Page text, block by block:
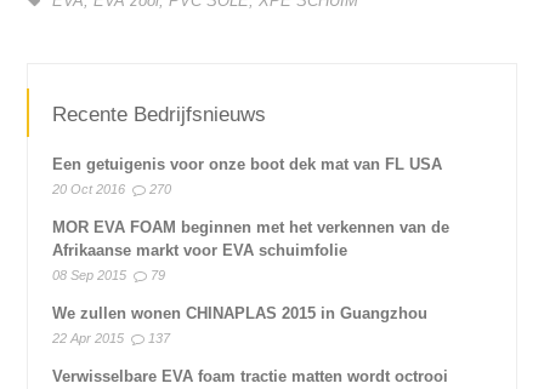
Recente Bedrijfsnieuws
Een getuigenis voor onze boot dek mat van FL USA
20 Oct 2016 270
MOR EVA FOAM beginnen met het verkennen van de
Afrikaanse markt voor EVA schuimfolie
08 Sep 2015 79
We zullen wonen CHINAPLAS 2015 in Guangzhou
22 Apr 2015 137
Verwisselbare EVA foam tractie matten wordt octrooi